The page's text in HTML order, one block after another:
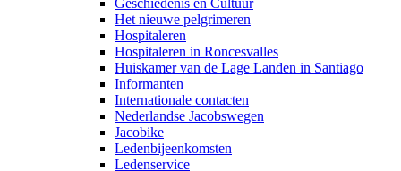
Geschiedenis en Cultuur
Het nieuwe pelgrimeren
Hospitaleren
Hospitaleren in Roncesvalles
Huiskamer van de Lage Landen in Santiago
Informanten
Internationale contacten
Nederlandse Jacobswegen
Jacobike
Ledenbijeenkomsten
Ledenservice